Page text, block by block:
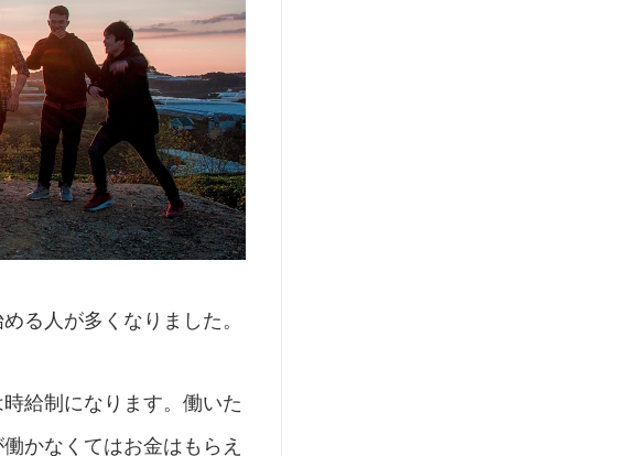
る人が多くなりました。
給制になります。働いた
かなくてはお金はもらえ